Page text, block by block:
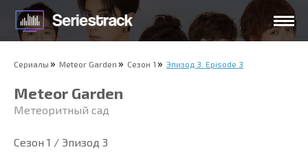
Сериалы Meteor Garden Сезон 1 Эпизод 3. Episode 3
Meteor Garden
Метеоритный сад
Сезон 1 / Эпизод 3